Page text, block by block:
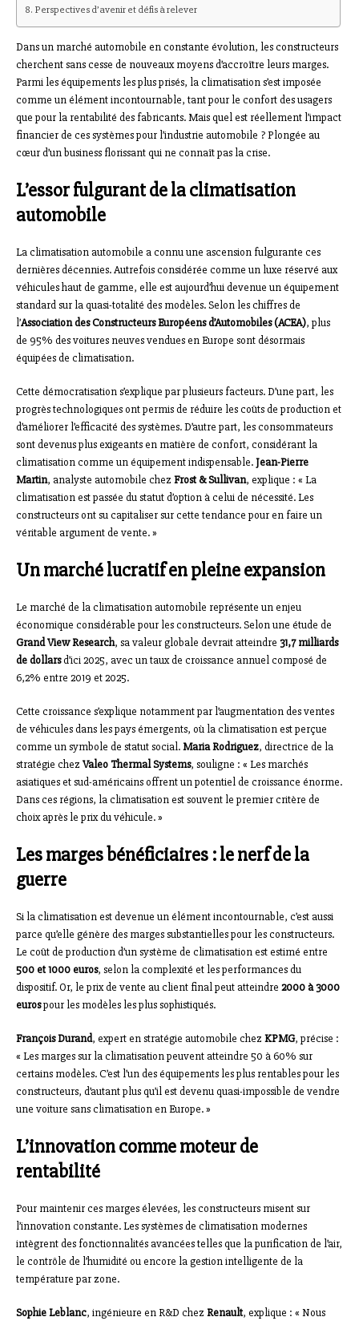
Perspectives d’avenir et défis à relever
Dans un marché automobile en constante évolution, les constructeurs
cherchent sans cesse de nouveaux moyens d’accroître leurs marges.
Parmi les équipements les plus prisés, la climatisation s’est imposée
comme un élément incontournable, tant pour le confort des usagers
que pour la rentabilité des fabricants. Mais quel est réellement l’impact
financier de ces systèmes pour l’industrie automobile ? Plongée au
cœur d’un business florissant qui ne connaît pas la crise.
L’essor fulgurant de la climatisation
automobile
La climatisation automobile a connu une ascension fulgurante ces
dernières décennies. Autrefois considérée comme un luxe réservé aux
véhicules haut de gamme, elle est aujourd’hui devenue un équipement
standard sur la quasi-totalité des modèles. Selon les chiffres de
l’Association des Constructeurs Européens d’Automobiles (ACEA), plus
de 95% des voitures neuves vendues en Europe sont désormais
équipées de climatisation.
Cette démocratisation s’explique par plusieurs facteurs. D’une part, les
progrès technologiques ont permis de réduire les coûts de production et
d’améliorer l’efficacité des systèmes. D’autre part, les consommateurs
sont devenus plus exigeants en matière de confort, considérant la
climatisation comme un équipement indispensable.Jean-Pierre
Martin, analyste automobile chez Frost & Sullivan, explique : « La
climatisation est passée du statut d’option à celui de nécessité. Les
constructeurs ont su capitaliser sur cette tendance pour en faire un
véritable argument de vente. »
Un marché lucratif en pleine expansion
Le marché de la climatisation automobile représente un enjeu
économique considérable pour les constructeurs. Selon une étude de
Grand View Research, sa valeur globale devrait atteindre 31,7 milliards
de dollarsd’ici 2025, avec un taux de croissance annuel composé de
6,2% entre 2019 et 2025.
Cette croissance s’explique notamment par l’augmentation des ventes
de véhicules dans les pays émergents, où la climatisation est perçue
comme un symbole de statut social.Maria Rodriguez, directrice de la
stratégie chez Valeo Thermal Systems, souligne : « Les marchés
asiatiques et sud-américains offrent un potentiel de croissance énorme.
Dans ces régions, la climatisation est souvent le premier critère de
choix après le prix du véhicule. »
Les marges bénéficiaires : le nerf de la
guerre
Si la climatisation est devenue un élément incontournable, c’est aussi
parce qu’elle génère des marges substantielles pour les constructeurs.
Le coût de production d’un système de climatisation est estimé entre
500 et 1000 euros, selon la complexité et les performances du
dispositif. Or, le prix de vente au client final peut atteindre 2000 à 3000
eurospour les modèles les plus sophistiqués.
François Durand, expert en stratégie automobile chez KPMG, précise :
« Les marges sur la climatisation peuvent atteindre 50 à 60% sur
certains modèles. C’est l’un des équipements les plus rentables pour les
constructeurs, d’autant plus qu’il est devenu quasi-impossible de vendre
une voiture sans climatisation en Europe. »
L’innovation comme moteur de
rentabilité
Pour maintenir ces marges élevées, les constructeurs misent sur
l’innovation constante. Les systèmes de climatisation modernes
intègrent des fonctionnalités avancées telles que la purification de l’air,
le contrôle de l’humidité ou encore la gestion intelligente de la
température par zone.
Sophie Leblanc, ingénieure en R&D chez Renault, explique : « Nous